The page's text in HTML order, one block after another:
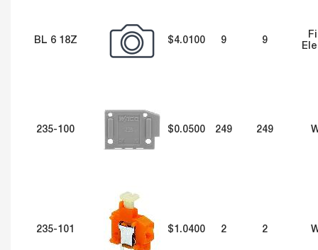
BL 6 18Z $4.0100 9 9
235-100 $0.0500 249 249
235-101 $1.0400 2 2